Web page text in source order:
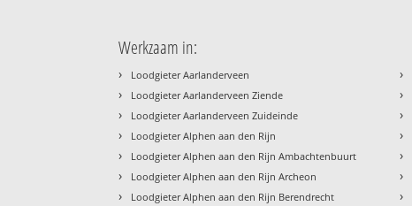
Werkzaam in:
› Loodgieter Aarlanderveen
› Loodgieter Aarlanderveen Ziende
› Loodgieter Aarlanderveen Zuideinde
› Loodgieter Alphen aan den Rijn
› Loodgieter Alphen aan den Rijn Ambachtenbuurt
› Loodgieter Alphen aan den Rijn Archeon
› Loodgieter Alphen aan den Rijn Berendrecht
›
›
›
›
›
›
›